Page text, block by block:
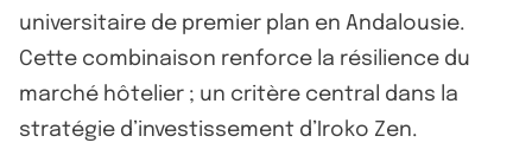
universitaire de premier plan en Andalousie.
Cette combinaison renforce la résilience du
marché hôtelier ; un critère central dans la
stratégie d’investissement d’Iroko Zen.